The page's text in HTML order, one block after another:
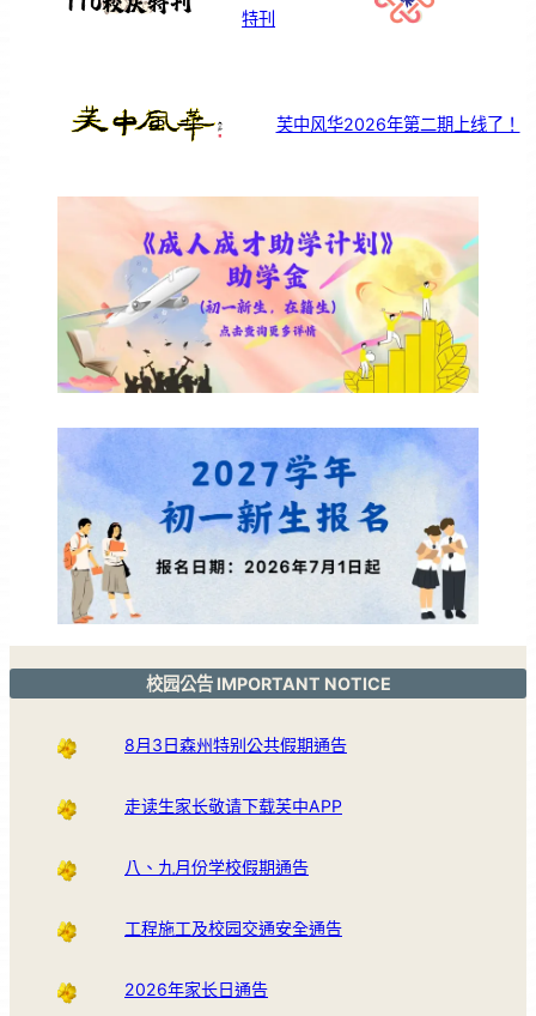
特刊
芙中风华2026年第二期上线了！
校园公告 IMPORTANT NOTICE
8月3日森州特别公共假期通告
走读生家长敬请下载芙中APP
八、九月份学校假期通告
工程施工及校园交通安全通告
2026年家长日通告